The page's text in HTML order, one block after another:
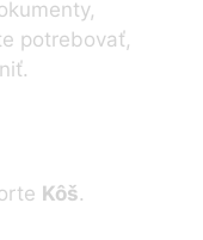
potrebovať,
Kôš.